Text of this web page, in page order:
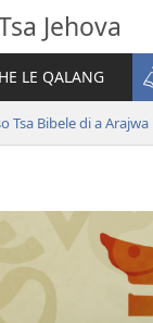
Jehova
LE QALANG
Tsa Bibele di a Arajwa